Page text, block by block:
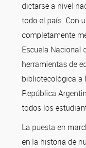
dictarse a nivel
todo el país. Con
completamente
Escuela Nacional
herramientas de
bibliotecológica a
República
todos los
La puesta en
en la historia de